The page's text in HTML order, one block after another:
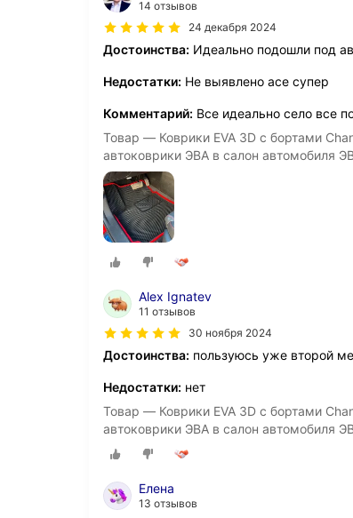
14 отзывов
24 декабря 2024
Достоинства: Идеально подошли под
Недостатки: Не выявлено асе супер
Комментарий: Все идеально село все
Товар — Коврики EVA 3D с бортами
автоковрики ЭВА в салон автомобиля
Alex Ignatev
11 отзывов
30 ноября 2024
Достоинства: пользуюсь уже второй
Недостатки: нет
Товар — Коврики EVA 3D с бортами
автоковрики ЭВА в салон автомобиля
Елена
13 отзывов